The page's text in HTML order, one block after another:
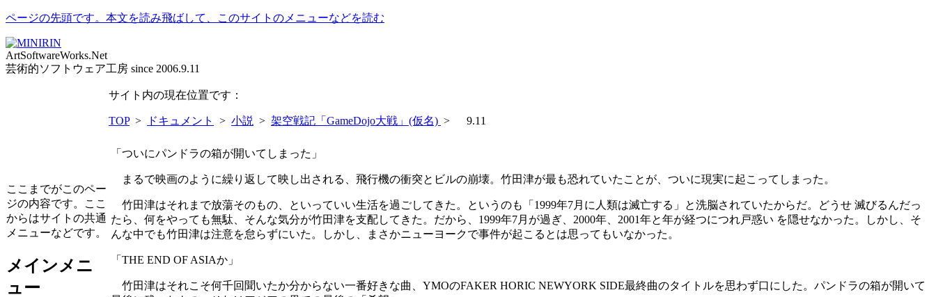
ページの先頭です。本文を読み飛ばして、このサイトのメニューなどを読む
ArtSoftwareWorks.Net
芸術的ソフトウェア工房 since 2006.9.11
ここまでがこのペー
ジの内容です。ここ
からはサイトの共通
メニューなどです。
メインメニ
ュー
サイト内の現在位置です：
TOP> ドキュメント > 小説 > 架空戦記「GameDojo大戦」(仮名) > 9.11
「ついにパンドラの箱が開いてしまった」
まるで映画のように繰り返して映し出される、飛行機の衝突とビルの崩壊。竹田津が最も恐れていたことが、ついに現実に起こってしまった。
竹田津はそれまで放蕩そのもの、といっていい生活を過ごしてきた。というのも「1999年7月に人類は滅亡する」と洗脳されていたからだ。どうせ 滅びるんだっ
たら、何をやっても無駄、そんな気分が竹田津を支配してきた。だから、1999年7月が過ぎ、2000年、2001年と年が経つにつれ戸惑い を隠せなかった。しかし、そ
んな中でも竹田津は注意を怠らずにいた。しかし、まさかニューヨークで事件が起こるとは思ってもいなかった。
「THE END OF ASIAか」
竹田津はそれこそ何千回聞いたか分からない一番好きな曲、YMOのFAKER HORIC NEWYORK SIDE最終曲のタイトルを思わず口にした。パンドラの箱が開いて